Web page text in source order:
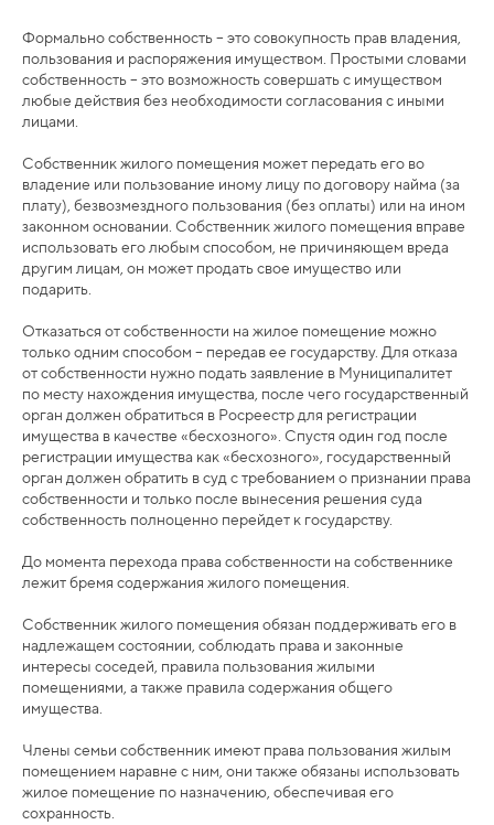
Формально собственность – это совокупность прав владения,
пользования и распоряжения имуществом. Простыми словами
собственность – это возможность совершать с имуществом
любые действия без необходимости согласования с иными
лицами.
Собственник жилого помещения может передать его во
владение или пользование иному лицу по договору найма (за
плату), безвозмездного пользования (без оплаты) или на ином
законном основании. Собственник жилого помещения вправе
использовать его любым способом, не причиняющем вреда
другим лицам, он может продать свое имущество или
подарить.
Отказаться от собственности на жилое помещение можно
только одним способом – передав ее государству. Для отказа
от собственности нужно подать заявление в Муниципалитет
по месту нахождения имущества, после чего государственный
орган должен обратиться в Росреестр для регистрации
имущества в качестве «бесхозного». Спустя один год после
регистрации имущества как «бесхозного», государственный
орган должен обратить в суд с требованием о признании права
собственности и только после вынесения решения суда
собственность полноценно перейдет к государству.
До момента перехода права собственности на собственнике
лежит бремя содержания жилого помещения.
Собственник жилого помещения обязан поддерживать его в
надлежащем состоянии, соблюдать права и законные
интересы соседей, правила пользования жилыми
помещениями, а также правила содержания общего
имущества.
Члены семьи собственник имеют права пользования жилым
помещением наравне с ним, они также обязаны использовать
жилое помещение по назначению, обеспечивая его
сохранность.